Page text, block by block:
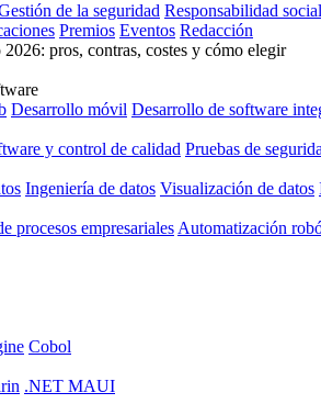
de la seguridad Responsabilidad
Premios Eventos Redacción
pros, contras, costes y cómo elegir
Desarrollo móvil Desarrollo de software
y control de calidad Pruebas de
Ingeniería de datos Visualización de datos
procesos empresariales Automatización
Cobol
.NET MAUI